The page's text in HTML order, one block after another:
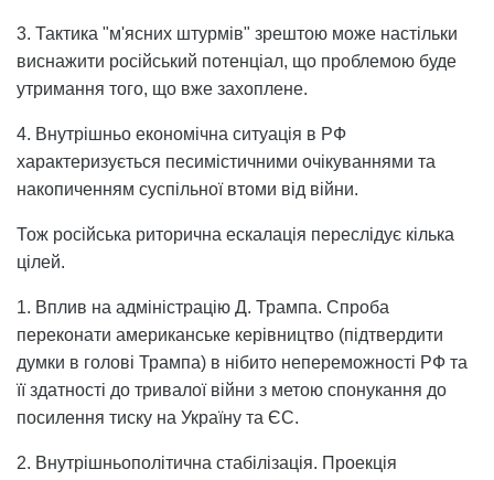
3. Тактика "м'ясних штурмів" зрештою може настільки
виснажити російський потенціал, що проблемою буде
утримання того, що вже захоплене.
4. Внутрішньо економічна ситуація в РФ
характеризується песимістичними очікуваннями та
накопиченням суспільної втоми від війни.
Тож російська риторична ескалація переслідує кілька
цілей.
1. Вплив на адміністрацію Д. Трампа. Спроба
переконати американське керівництво (підтвердити
думки в голові Трампа) в нібито непереможності РФ та
її здатності до тривалої війни з метою спонукання до
посилення тиску на Україну та ЄС.
2. Внутрішньополітична стабілізація. Проекція